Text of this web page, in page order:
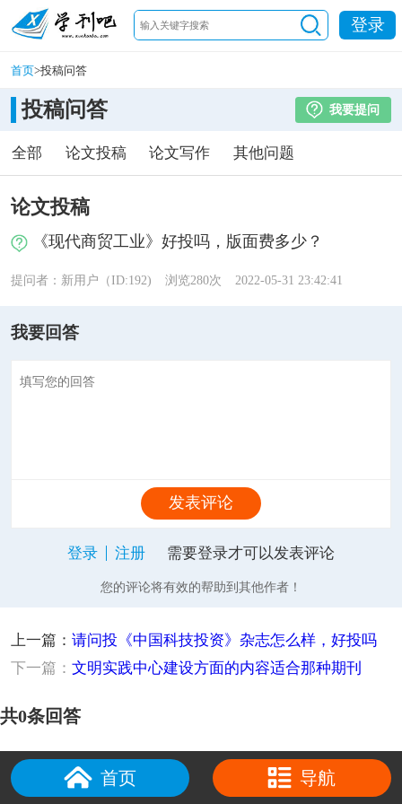
登录
首页>投稿问答
投稿问答 我要提问
全部 论文投稿 论文写作 其他问题
论文投稿
《现代商贸工业》好投吗，版面费多少？
提问者：新用户（ID:192) 浏览280次 2022-05-31 23:42:41
我要回答
发表评论
登录 注册 需要登录才可以发表评论
您的评论将有效的帮助到其他作者！
上一篇： 请问投《中国科技投资》杂志怎么样，好投吗
下一篇： 文明实践中心建设方面的内容适合那种期刊
共0条回答
首页 导航